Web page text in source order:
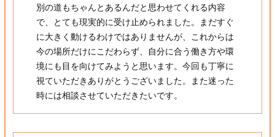
別の道もちゃんとあるんだと思わせてくれる内容
で、とても現実的に受け止められました。まだすぐ
に大きく動けるわけではありませんが、これからは
今の場所だけにこだわらず、自分に合う働き方や環
境にも目を向けてみようと思います。今回も丁寧に
視ていただきありがとうございました。また迷った
時には相談させていただきたいです。